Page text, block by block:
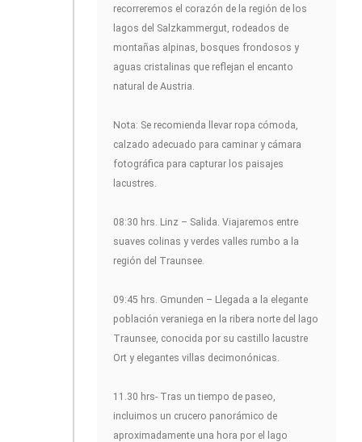
recorreremos el corazón de la región de los
lagos del Salzkammergut, rodeados de
montañas alpinas, bosques frondosos y
aguas cristalinas que reflejan el encanto
natural de Austria.
Nota: Se recomienda llevar ropa cómoda,
calzado adecuado para caminar y cámara
fotográfica para capturar los paisajes
lacustres.
08:30 hrs. Linz – Salida. Viajaremos entre
suaves colinas y verdes valles rumbo a la
región del Traunsee.
09:45 hrs. Gmunden – Llegada a la elegante
población veraniega en la ribera norte del lago
Traunsee, conocida por su castillo lacustre
Ort y elegantes villas decimonónicas.
11.30 hrs- Tras un tiempo de paseo,
incluimos un crucero panorámico de
aproximadamente una hora por el lago